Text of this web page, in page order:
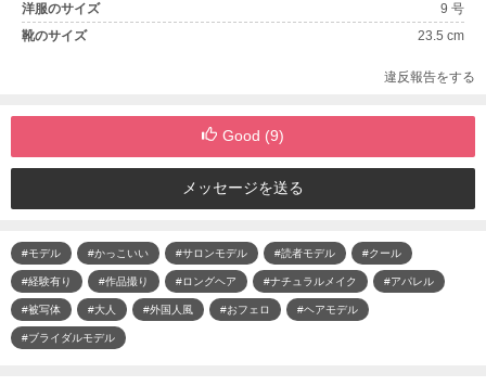
洋服のサイズ
9 号
靴のサイズ
23.5 cm
違反報告をする
Good (9)
メッセージを送る
#モデル #かっこいい #サロンモデル #読者モデル #クール
#経験有り #作品撮り #ロングヘア #ナチュラルメイク #アパレル
#被写体 #大人 #外国人風 #おフェロ #ヘアモデル
#ブライダルモデル